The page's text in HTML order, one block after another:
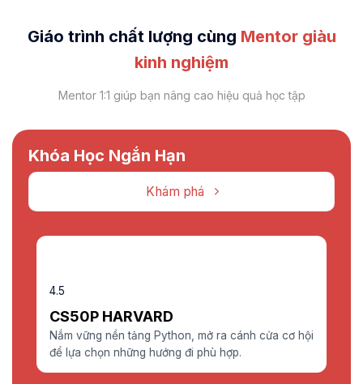
Giáo trình chất lượng cùng Mentor giàu
kinh nghiệm
Mentor 1:1 giúp bạn nâng cao hiệu quả học tập
Khóa Học Ngắn Hạn
Khám phá
4.5
CS50P HARVARD
Nắm vững nền tảng Python, mở ra cánh cửa cơ hội
để lựa chọn những hướng đi phù hợp.